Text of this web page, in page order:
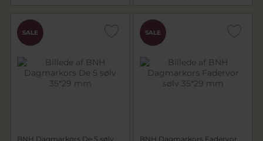
SALE
BNH Dagmarkors De 5 sølv
SALE
BNH Dagmarkors Fadervor